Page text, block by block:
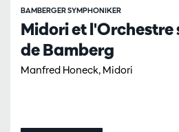
Midori et
de Bamberg
Manfred Honeck, Midori
BAMBERGER SYMPHONIKER